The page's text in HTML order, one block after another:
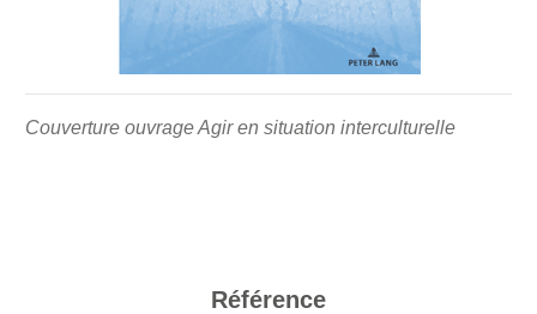
Couverture ouvrage Agir en situation interculturelle -
Couverture ouvrage Agir en situation interculturelle
Référence